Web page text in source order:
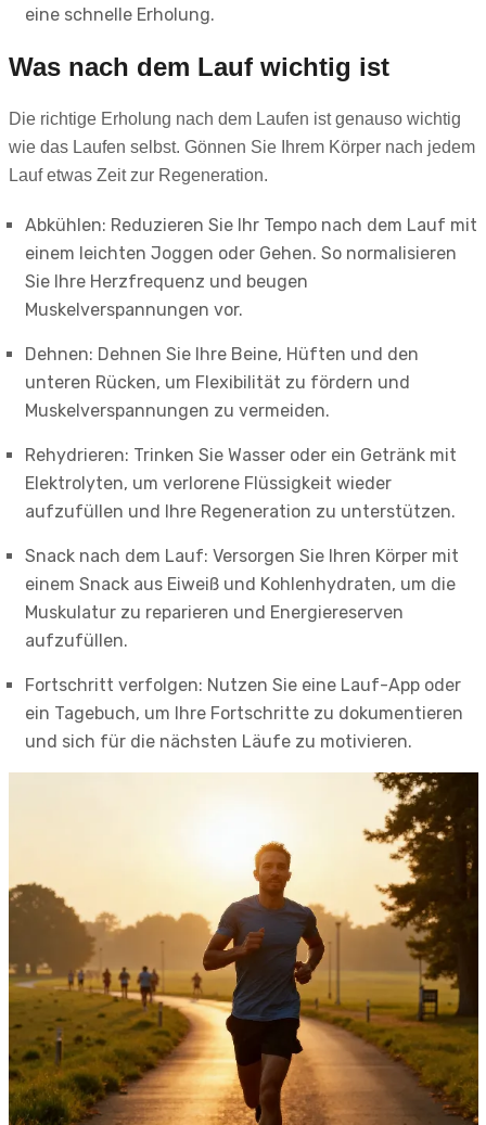
eine schnelle Erholung.
Was nach dem Lauf wichtig ist
Die richtige Erholung nach dem Laufen ist genauso wichtig
wie das Laufen selbst. Gönnen Sie Ihrem Körper nach jedem
Lauf etwas Zeit zur Regeneration.
Abkühlen: Reduzieren Sie Ihr Tempo nach dem Lauf mit
einem leichten Joggen oder Gehen. So normalisieren
Sie Ihre Herzfrequenz und beugen
Muskelverspannungen vor.
Dehnen: Dehnen Sie Ihre Beine, Hüften und den
unteren Rücken, um Flexibilität zu fördern und
Muskelverspannungen zu vermeiden.
Rehydrieren: Trinken Sie Wasser oder ein Getränk mit
Elektrolyten, um verlorene Flüssigkeit wieder
aufzufüllen und Ihre Regeneration zu unterstützen.
Snack nach dem Lauf: Versorgen Sie Ihren Körper mit
einem Snack aus Eiweiß und Kohlenhydraten, um die
Muskulatur zu reparieren und Energiereserven
aufzufüllen.
Fortschritt verfolgen: Nutzen Sie eine Lauf-App oder
ein Tagebuch, um Ihre Fortschritte zu dokumentieren
und sich für die nächsten Läufe zu motivieren.